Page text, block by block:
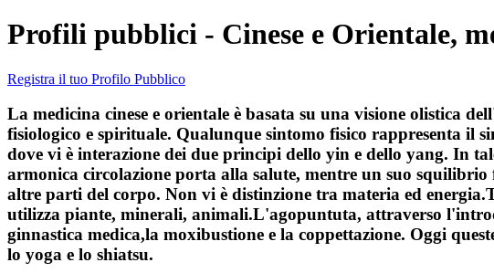
Profili pubblici - Cinese e Orientale,
Registra il tuo Profilo Pubblico
La medicina cinese e orientale è basata su una visione olistica
fisiologico e spirituale. Qualunque sintomo fisico rappresenta il
dove vi è interazione dei due principi dello yin e dello yang. In
armonica circolazione porta alla salute, mentre un suo
altre parti del corpo. Non vi è distinzione tra materia ed
utilizza piante, minerali, animali.L'agopuntuta, attraverso
ginnastica medica,la moxibustione e la coppettazione. Oggi
lo yoga e lo shiatsu.